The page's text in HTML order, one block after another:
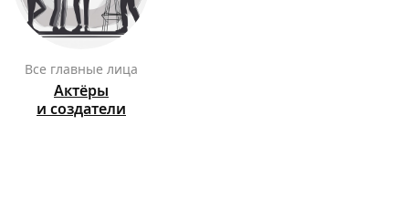
Все главные лица
Актёры
и создатели